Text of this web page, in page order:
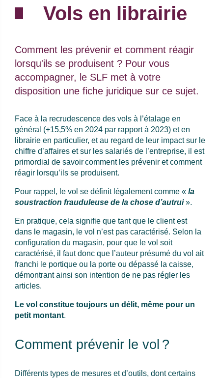
Vols en librairie
Chapo :
Comment les prévenir et comment réagir
lorsqu'ils se produisent ? Pour vous
accompagner, le SLF met à votre
disposition une fiche juridique sur ce sujet.
Face à la recrudescence des vols à l’étalage en
général (+15,5% en 2024 par rapport à 2023) et en
librairie en particulier, et au regard de leur impact sur le
chiffre d’affaires et sur les salariés de l’entreprise, il est
primordial de savoir comment les prévenir et comment
réagir lorsqu’ils se produisent.
Pour rappel, le vol se définit légalement comme « la
soustraction frauduleuse de la chose d’autrui ».
En pratique, cela signifie que tant que le client est
dans le magasin, le vol n’est pas caractérisé. Selon la
configuration du magasin, pour que le vol soit
caractérisé, il faut donc que l’auteur présumé du vol ait
franchi le portique ou la porte ou dépassé la caisse,
démontrant ainsi son intention de ne pas régler les
articles.
Le vol constitue toujours un délit, même pour un
petit montant.
Comment prévenir le vol ?
Différents types de mesures et d’outils, dont certains